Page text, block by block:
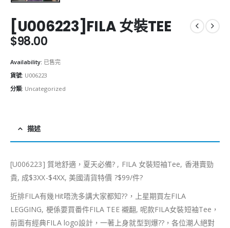
[U006223]FILA 女裝TEE
$98.00
Availability: 已售完
貨號: U006223
分類: Uncategorized
描述
[U006223] 質地舒適，夏天必備? , FILA 女裝短袖Tee, 香港賣勁
貴, 成$3XX-$4XX, 美國清貨特價 ?$99/件?
近排FILA有幾Hit唔洗多講大家都知?? ，上星期買左FILA
LEGGING, 梗係要買番件FILA TEE 襯翻, 呢款FILA女裝短袖Tee，
前面有經典FILA logo設計，一著上身就型到爆??，各位潮人絕對